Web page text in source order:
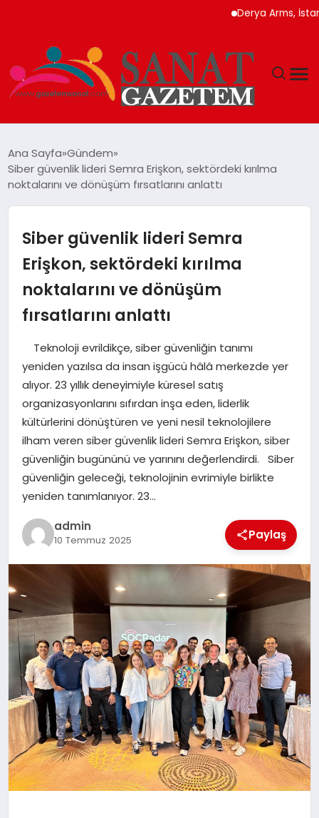
Derya Arms, İstanbul
TEKNOLOJI
YAŞAM
SAĞLIK
DÜNYA
EĞITIM
Ana Sayfa Gündem
Siber güvenlik lideri Semra Erişkon, sektördeki kırılma
noktalarını ve dönüşüm fırsatlarını anlattı
Siber güvenlik lideri Semra
Erişkon, sektördeki kırılma
noktalarını ve dönüşüm
fırsatlarını anlattı
Teknoloji evrildikçe, siber güvenliğin tanımı
yeniden yazılsa da insan işgücü hâlâ merkezde yer
alıyor. 23 yıllık deneyimiyle küresel satış
organizasyonlarını sıfırdan inşa eden, liderlik
kültürlerini dönüştüren ve yeni nesil teknolojilere
ilham veren siber güvenlik lideri Semra Erişkon, siber
güvenliğin bugününü ve yarınını değerlendirdi. Siber
güvenliğin geleceği, teknolojinin evrimiyle birlikte
yeniden tanımlanıyor. 23…
admin
10 Temmuz 2025 Paylaş